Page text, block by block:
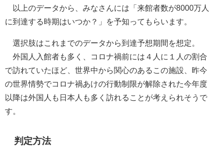
以上のデータから、みなさんには「来館者数が8000万人
に到達する時期はいつか？」を予知ってもらいます。
選択肢はこれまでのデータから到達予想期間を想定。
外国人入館者も多く、コロナ禍前には４人に１人の割合
で訪れていたほど、世界中から関心のあるこの施設、昨今
の世界情勢でコロナ禍あけの行動制限が解除された今年度
以降は外国人も日本人も多く訪れることが考えられそうで
す。
判定方法